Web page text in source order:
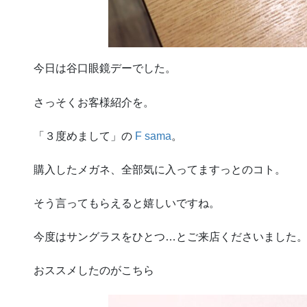
今日は谷口眼鏡デーでした。
さっそくお客様紹介を。
「３度めまして」の F sama。
購入したメガネ、全部気に入ってますっとのコト。
そう言ってもらえると嬉しいですね。
今度はサングラスをひとつ…とご来店くださいました。
おススメしたのがこちら